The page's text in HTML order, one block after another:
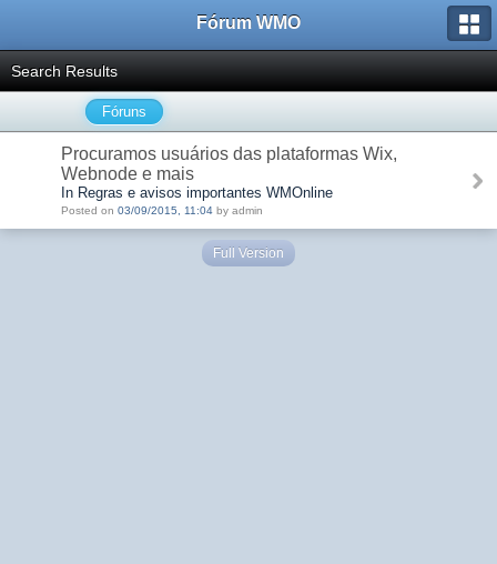
Fórum WMO
Search Results
Fóruns
Procuramos usuários das plataformas Wix,
Webnode e mais
In Regras e avisos importantes WMOnline
Posted on 03/09/2015, 11:04 by admin
Full Version